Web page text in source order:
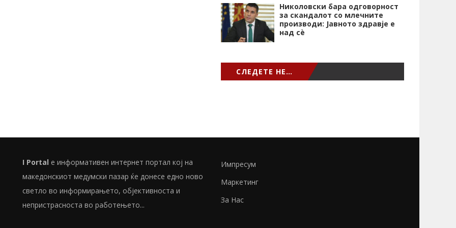
Николовски бара одговорност
за скандалот со млечните
производи: Јавното здравје е
над сѐ
СЛЕДЕТЕ НЕ…
I Portal е информативен интернет портал кој на
македонскиот медумски пазар ќе донесе едно ново
светло во информирањето, објективноста и
непристрасноста во работењето...
Импресум
Маркетинг
За Нас